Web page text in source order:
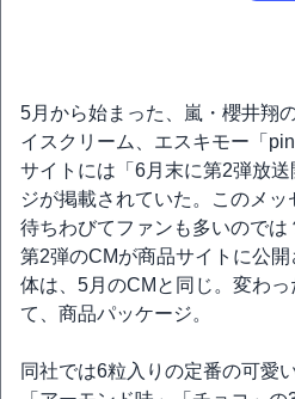
5月から始まった、嵐・櫻井翔
イスクリーム、エスキモー「
サイトには「6月末に第2弾放
ジが掲載されていた。このメ
待ちわびてファンも多いのでは
第2弾のCMが商品サイトに公
体は、5月のCMと同じ。変わっ
て、商品パッケージ。
同社では6粒入りの定番の可愛